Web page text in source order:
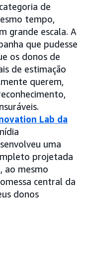
de
tempo,
grande escala. A
que pudesse
os donos de
de estimação
querem,
Lab da
uma
projetada
ao mesmo
central da
donos